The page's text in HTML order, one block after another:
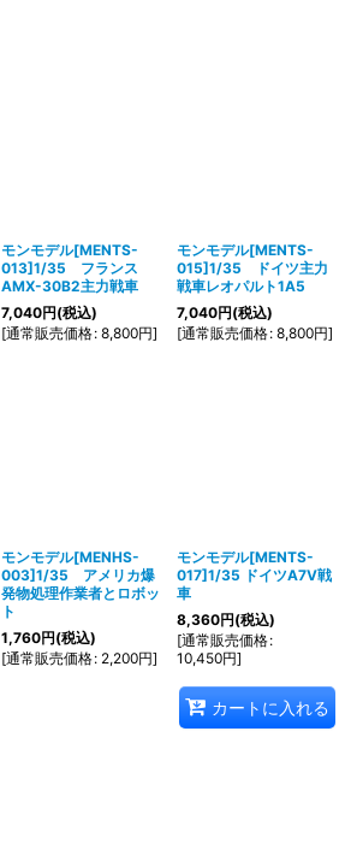
モンモデル[MENTS-
013]1/35 フランス
AMX-30B2主力戦車
7,040円(税込)
[通常販売価格: 8,800円]
モンモデル[MENTS-
015]1/35 ドイツ主力
戦車レオパルト1A5
7,040円(税込)
[通常販売価格: 8,800円]
モンモデル[MENHS-
003]1/35 アメリカ爆
発物処理作業者とロボッ
ト
1,760円(税込)
[通常販売価格: 2,200円]
モンモデル[MENTS-
017]1/35 ドイツA7V戦
車
8,360円(税込)
[通常販売価格:
10,450円]
カートに入れる